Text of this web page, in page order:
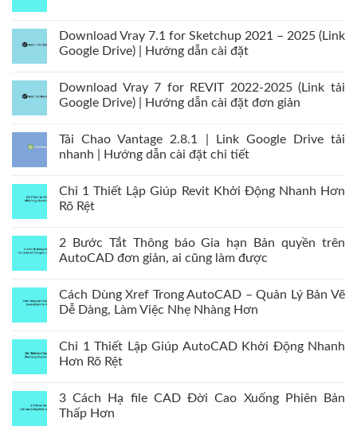
Download Vray 7.1 for Sketchup 2021 – 2025 (Link
Google Drive) | Hướng dẫn cài đặt
Download Vray 7 for REVIT 2022-2025 (Link tải
Google Drive) | Hướng dẫn cài đặt đơn giản
Tải Chao Vantage 2.8.1 | Link Google Drive tải
nhanh | Hướng dẫn cài đặt chi tiết
Chỉ 1 Thiết Lập Giúp Revit Khởi Động Nhanh Hơn
Rõ Rệt
2 Bước Tắt Thông báo Gia hạn Bản quyền trên
AutoCAD đơn giản, ai cũng làm được
Cách Dùng Xref Trong AutoCAD – Quản Lý Bản Vẽ
Dễ Dàng, Làm Việc Nhẹ Nhàng Hơn
Chỉ 1 Thiết Lập Giúp AutoCAD Khởi Động Nhanh
Hơn Rõ Rệt
3 Cách Hạ file CAD Đời Cao Xuống Phiên Bản
Thấp Hơn